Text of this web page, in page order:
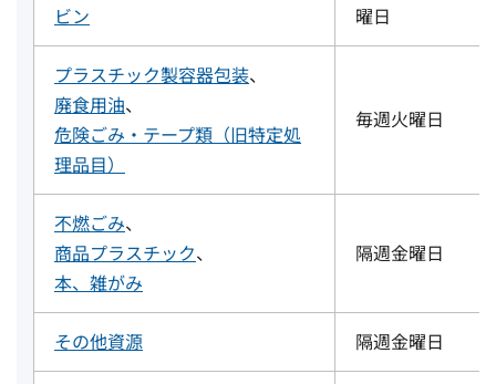
ビン
曜日
プラスチック製容器包装、
廃食用油、
危険ごみ・テープ類（旧特定処
理品目）
毎週火曜日
不燃ごみ、
商品プラスチック、
本、雑がみ
隔週金曜日
その他資源 隔週金曜日